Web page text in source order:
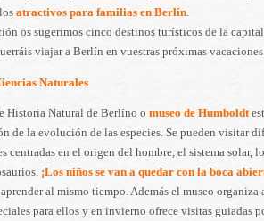
atractivos para familias en Berlín
os sugerimos cinco destinos turísticos de la
viajar a Berlín en vuestras próximas vacaciones.
Naturales
Historia Natural de Berlíno o museo de Humboldt
de la evolución de las especies. Se pueden visitar
centradas en el origen del hombre, el sistema solar,
¡Los niños se van a quedar con la boca
al mismo tiempo. Además el museo organiza
para ellos y en invierno ofrece visitas guiadas